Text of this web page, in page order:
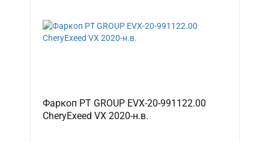
Фаркоп PT GROUP EVX-20-991122.00
CheryExeed VX 2020-н.в.